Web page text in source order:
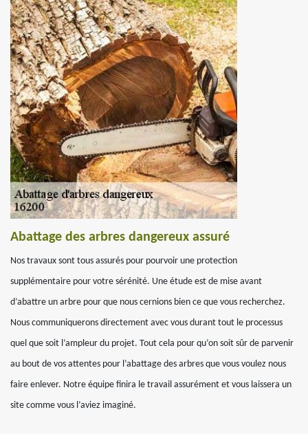
Abattage des arbres dangereux assuré
Nos travaux sont tous assurés pour pourvoir une protection
supplémentaire pour votre sérénité. Une étude est de mise avant
d’abattre un arbre pour que nous cernions bien ce que vous recherchez.
Nous communiquerons directement avec vous durant tout le processus
quel que soit l’ampleur du projet. Tout cela pour qu’on soit sûr de parvenir
au bout de vos attentes pour l’abattage des arbres que vous voulez nous
faire enlever. Notre équipe finira le travail assurément et vous laissera un
site comme vous l’aviez imaginé.